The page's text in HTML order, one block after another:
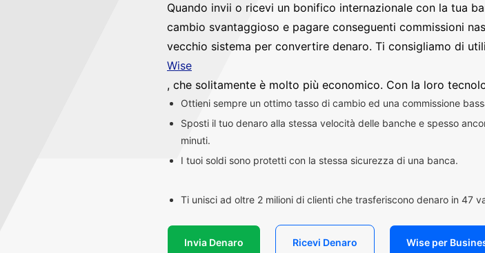
Quando invii o ricevi un bonifico internazionale con la tua
cambio svantaggioso e pagare conseguenti commissioni
vecchio sistema per convertire denaro. Ti consigliamo di
Wise
, che solitamente è molto più economico. Con la loro
Ottieni sempre un ottimo tasso di cambio ed una commissione
Sposti il tuo denaro alla stessa velocità delle banche e spesso
minuti.
I tuoi soldi sono protetti con la stessa sicurezza di una banca.
Ti unisci ad oltre 2 milioni di clienti che trasferiscono denaro in 47
Invia Denaro Ricevi Denaro Wise per